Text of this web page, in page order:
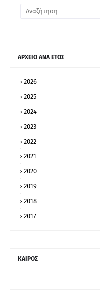
ΑΡΧΕΙΟ ΑΝΑ ΕΤΟΣ
2026
2025
2024
2023
2022
2021
2020
2019
2018
2017
ΚΑΙΡΟΣ